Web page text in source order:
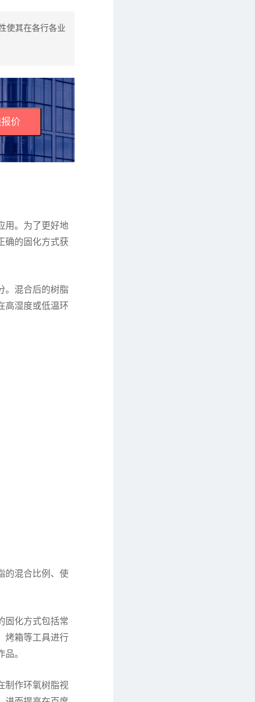
使其在各行各业
价
用。为了更好地
确的固化方式获
。混合后的树脂
高湿度或低温环
的混合比例、使
固化方式包括常
烤箱等工具进行
。
制作环氧树脂视